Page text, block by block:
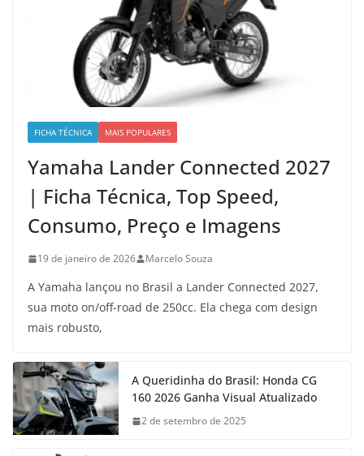
FICHA TÉCNICA MAIS POPULARES
Yamaha Lander Connected 2027
| Ficha Técnica, Top Speed,
Consumo, Preço e Imagens
19 de janeiro de 2026 Marcelo Souza
A Yamaha lançou no Brasil a Lander Connected 2027,
sua moto on/off-road de 250cc. Ela chega com design
mais robusto,
A Queridinha do Brasil: Honda CG
160 2026 Ganha Visual Atualizado
2 de setembro de 2025